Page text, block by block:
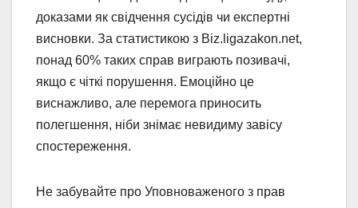
доказами як свідчення сусідів чи експертні
висновки. За статистикою з Biz.ligazakon.net,
понад 60% таких справ виграють позивачі,
якщо є чіткі порушення. Емоційно це
виснажливо, але перемога приносить
полегшення, ніби знімає невидиму завісу
спостереження.
Не забувайте про Уповноваженого з прав